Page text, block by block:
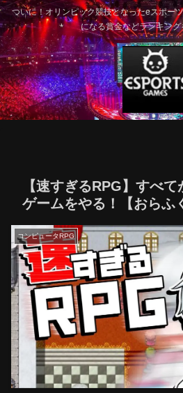
ついに！オリンピック競技となったeスポー
になる賞金などランキン
【速すぎるRPG】すべ
ゲームをやる！【おらふ
コンピュータRPG